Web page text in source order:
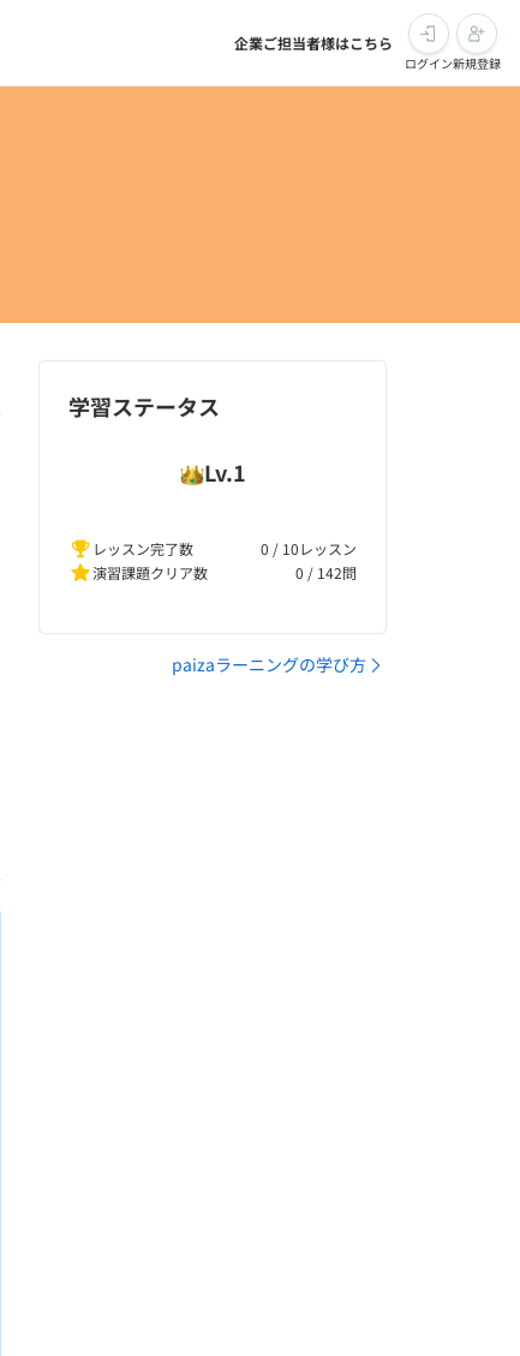
企業ご担当者様はこちら
ログイン新規登録
学習ステータス
Lv.1
レッスン完了数
0 / 10レッスン
演習課題クリア数
0 / 142問
paizaラーニングの学び方